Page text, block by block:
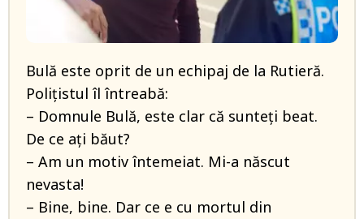
Bulă este oprit de un echipaj de la Rutieră.
Polițistul îl întreabă:
– Domnule Bulă, este clar că sunteți beat.
De ce ați băut?
– Am un motiv întemeiat. Mi-a născut
nevasta!
– Bine, bine. Dar ce e cu mortul din